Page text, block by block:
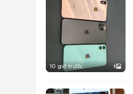
10 giờ trước 1